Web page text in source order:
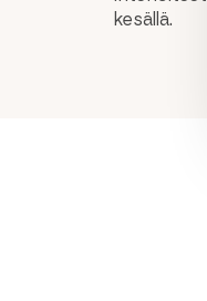
kesällä.